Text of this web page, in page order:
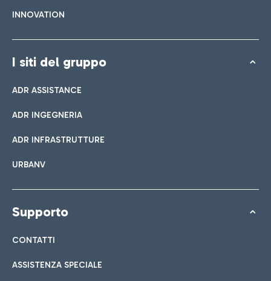
INNOVATION
I siti del gruppo
ADR ASSISTANCE
ADR INGEGNERIA
ADR INFRASTRUTTURE
URBANV
Supporto
CONTATTI
ASSISTENZA SPECIALE